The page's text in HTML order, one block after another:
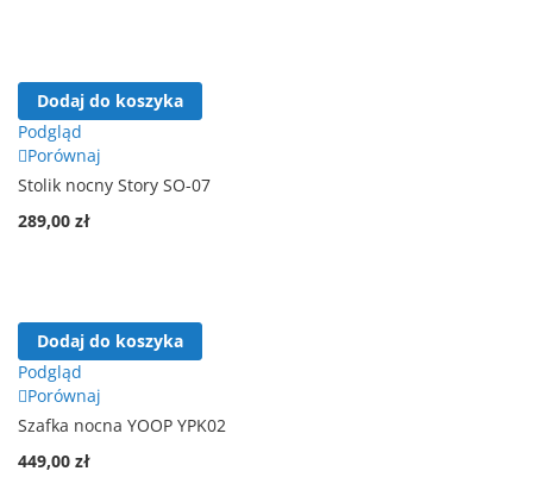
Dodaj do koszyka
Podgląd
Porównaj
Stolik nocny Story SO-07
289,00 zł
Dodaj do koszyka
Podgląd
Porównaj
Szafka nocna YOOP YPK02
449,00 zł